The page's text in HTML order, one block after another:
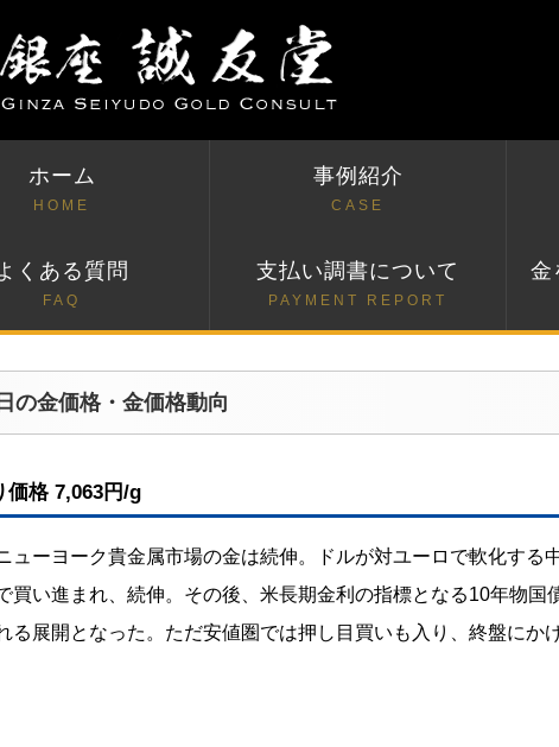
ホーム
HOME
事例紹介
CASE
くある質問
FAQ
支払い調書について
PAYMENT REPORT
金
の金価格・金価格動向
価格 7,063円/g
ューヨーク貴金属市場の金は続伸。ドルが対ユーロで軟化す
買い進まれ、続伸。その後、米長期金利の指標となる10年物
る展開となった。ただ安値圏では押し目買いも入り、終盤にか